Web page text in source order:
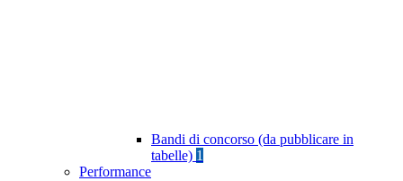
Bandi di concorso (da pubblicare in
tabelle) 1
Performance